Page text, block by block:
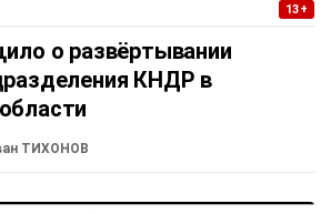
13+
о развёртывании
КНДР в
ТИХОНОВ